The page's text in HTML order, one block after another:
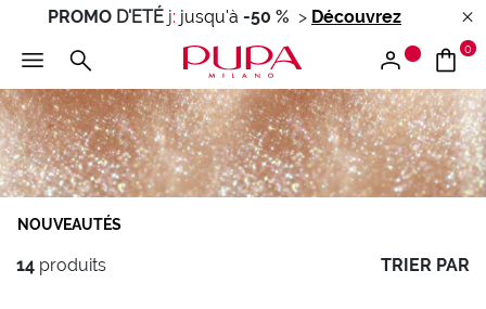
PROMO D'ETÉ j: jusqu'à -50 % > Découvrez
0
NOUVEAUTÉS
14 produits TRIER PAR